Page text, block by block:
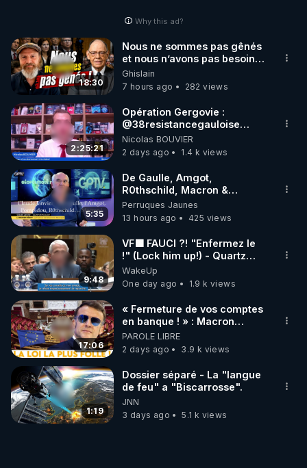
Why this ad?
18:30
Nous ne sommes pas gênés
et nous n’avons pas besoin
de nous excuser ! #jw
#jehovah #collegecentral
Ghislain
7 hours ago
282 views
2:25:21
Opération Gergovie :
‪@38resistancegauloise‬
‪@MarionSigautOfficiel‬
‪@gladysriifard5710‬ Laëtitia
Nicolas BOUVIER
2 days ago
1.4 k views
5:35
De Gaulle, Amgot,
R0thschild, Macron &
Pompidou… Macron Claude
Janvier, GPTV, 18 X 2024
Perruques Jaunes
13 hours ago
425 views
9:48
VF🟩 FAUCI ?! "Enfermez le
!" (Lock him up!) - Quartz
Traduction
WakeUp
One day ago
1.9 k views
17:06
« Fermeture de vos comptes
en banque ! » : Macron
impose une loi folle !
PAROLE LIBRE
2 days ago
3.9 k views
1:19
Dossier séparé - La "langue
de feu" a "Biscarrosse".
JNN
3 days ago
5.1 k views